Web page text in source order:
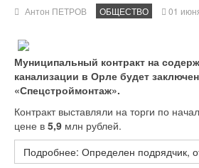
Антон ПЕТРОВ ОБЩЕСТВО 01
Муниципальный контракт на
канализации в Орле будет
«Спецстроймонтаж».
Контракт выставляли на торги по
цене в 5,9 млн рублей.
Подробнее: Определен подрядчик,